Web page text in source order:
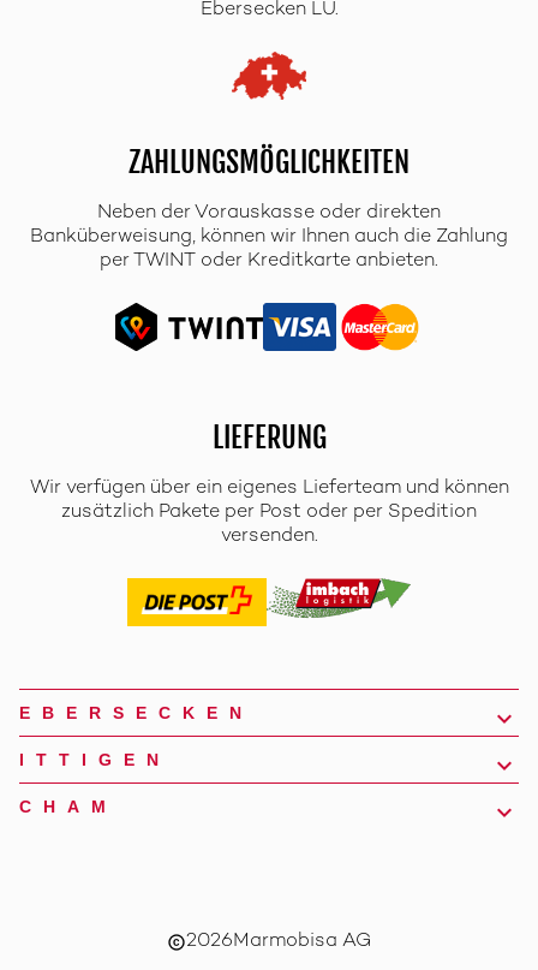
Ebersecken LU.
ZAHLUNGSMÖGLICHKEITEN
Neben der Vorauskasse oder direkten
Banküberweisung, können wir Ihnen auch die Zahlung
per TWINT oder Kreditkarte anbieten.
LIEFERUNG
Wir verfügen über ein eigenes Lieferteam und können
zusätzlich Pakete per Post oder per Spedition
versenden.
EBERSECKEN
ITTIGEN
CHAM
copyright2026Marmobisa AG